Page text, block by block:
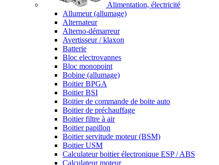
Alimentation, électricité
Allumeur (allumage)
Alternateur
Alterno-démarreur
Avertisseur / klaxon
Batterie
Bloc electrovannes
Bloc monopoint
Bobine (allumage)
Boitier BPGA
Boitier BSI
Boitier de commande de boite auto
Boitier de préchauffage
Boitier filtre à air
Boitier papillon
Boitier servitude moteur (BSM)
Boitier USM
Calculateur boitier électronique ESP / ABS
Calculateur moteur